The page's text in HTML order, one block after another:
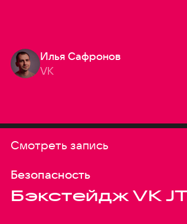
Илья Сафронов
VK
Смотреть запись
Безопасность
Бэкстейдж VK